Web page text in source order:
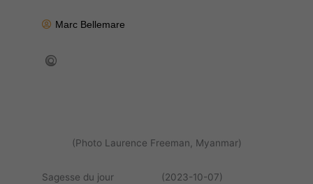
Marc Bellemare
(Photo Laurence Freeman, Myanmar)
Sagesse du jour (2023-10-07)